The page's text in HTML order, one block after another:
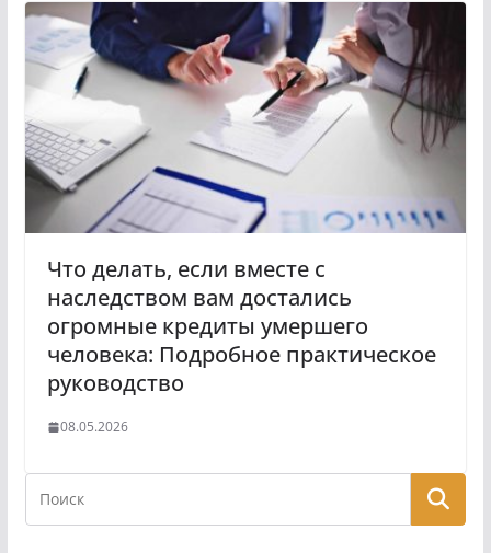
Что делать, если вместе с
наследством вам достались
огромные кредиты умершего
человека: Подробное практическое
руководство
08.05.2026